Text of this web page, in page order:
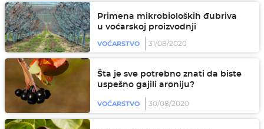
Primena mikrobioloških đubriva
u voćarskoj proizvodnji
VOĆARSTVO 31/08/2020
Šta je sve potrebno znati da biste
uspešno gajili aroniju?
VOĆARSTVO 30/08/2020